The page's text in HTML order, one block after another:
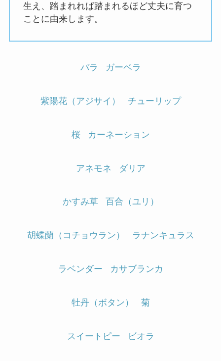
生え、踏まれれば踏まれるほど丈夫に育つ
ことに由来します。
バラ ガーベラ
紫陽花（アジサイ） チューリップ
桜 カーネーション
アネモネ ダリア
かすみ草 百合（ユリ）
胡蝶蘭（コチョウラン） ラナンキュラス
ラベンダー カサブランカ
牡丹（ボタン） 菊
スイートピー ビオラ